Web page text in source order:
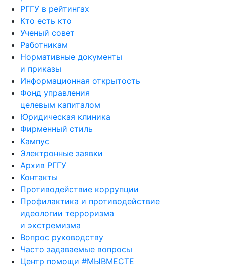
РГГУ в рейтингах
Кто есть кто
Ученый совет
Работникам
Нормативные документы
и приказы
Информационная открытость
Фонд управления
целевым капиталом
Юридическая клиника
Фирменный стиль
Кампус
Электронные заявки
Архив РГГУ
Контакты
Противодействие коррупции
Профилактика и противодействие
идеологии терроризма
и экстремизма
Вопрос руководству
Часто задаваемые вопросы
Центр помощи #МЫВМЕСТЕ